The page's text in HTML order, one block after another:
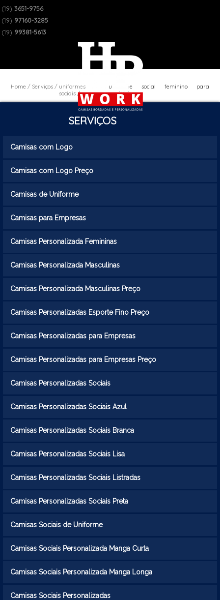
(19) 3651-9756
(19) 97160-3285
(19) 99381-5613
Home Serviços
uniformes
sociais
uniforme social feminino para
escritório
SERVIÇOS
Camisas com Logo
Camisas com Logo Preço
Camisas de Uniforme
Camisas para Empresas
Camisas Personalizada Femininas
Camisas Personalizada Masculinas
Camisas Personalizada Masculinas Preço
Camisas Personalizadas Esporte Fino Preço
Camisas Personalizadas para Empresas
Camisas Personalizadas para Empresas Preço
Camisas Personalizadas Sociais
Camisas Personalizadas Sociais Azul
Camisas Personalizadas Sociais Branca
Camisas Personalizadas Sociais Lisa
Camisas Personalizadas Sociais Listradas
Camisas Personalizadas Sociais Preta
Camisas Sociais de Uniforme
Camisas Sociais Personalizada Manga Curta
Camisas Sociais Personalizada Manga Longa
Camisas Sociais Personalizadas